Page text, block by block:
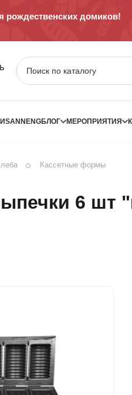
домиков!
SANNENGБЛОГ МЕРОПРИЯТИЯ
Кассетные формы
6 шт